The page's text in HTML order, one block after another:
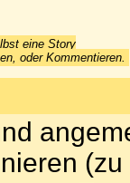
eine Story
oder Kommentieren.